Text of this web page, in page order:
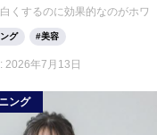
くするのに効果的なのがホワ
すが、「できればお金をかけ
感じている方もいるのではな
。そんな方のために、今回は
グ 美容
2026年7月13日
ング